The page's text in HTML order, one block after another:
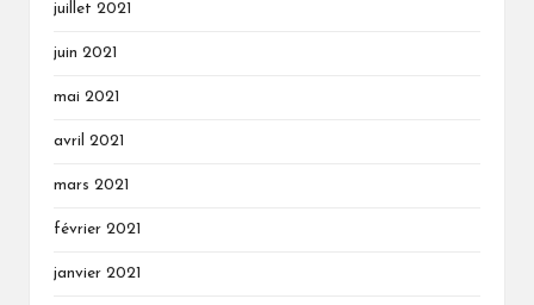
juillet 2021
juin 2021
mai 2021
avril 2021
mars 2021
février 2021
janvier 2021